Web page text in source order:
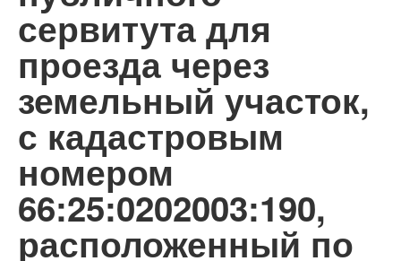
сервитута для
проезда через
земельный участок,
с кадастровым
номером
66:25:0202003:190,
расположенный по